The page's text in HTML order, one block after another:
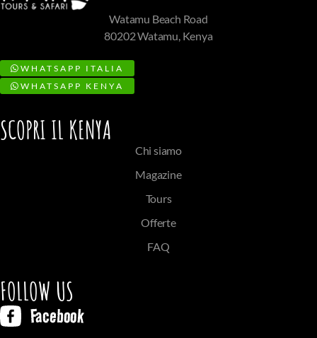
Watamu Beach Road
80202 Watamu, Kenya
WHATSAPP ITALIA
WHATSAPP KENYA
SCOPRI IL KENYA
Chi siamo
Magazine
Tours
Offerte
FAQ
FOLLOW US
Facebook